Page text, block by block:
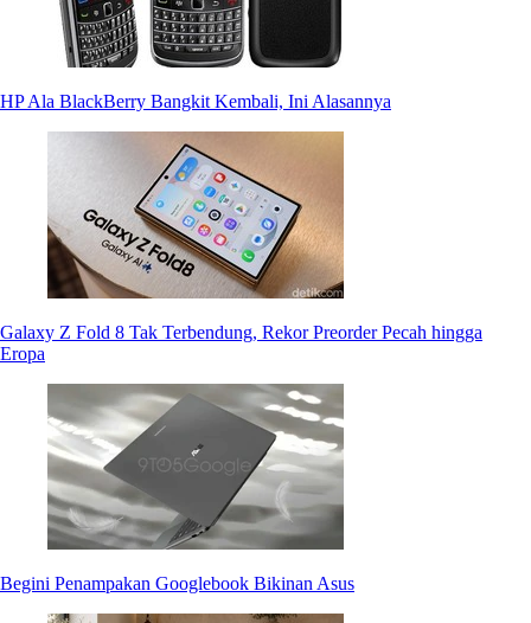
HP Ala BlackBerry Bangkit Kembali, Ini Alasannya
Galaxy Z Fold 8 Tak Terbendung, Rekor Preorder Pecah hingga
Eropa
Begini Penampakan Googlebook Bikinan Asus